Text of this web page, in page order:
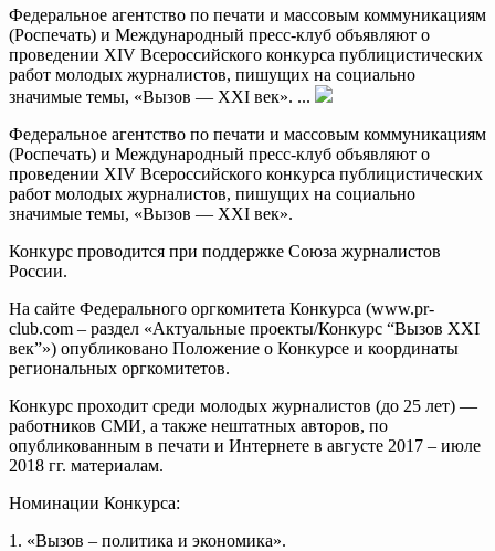
Федеральное агентство по печати и массовым коммуникациям
(Роспечать) и Международный пресс-клуб объявляют о
проведении XIV Всероссийского конкурса публицистических
работ молодых журналистов, пишущих на социально
значимые темы, «Вызов — XXI век». ...
Федеральное агентство по печати и массовым коммуникациям
(Роспечать) и Международный пресс-клуб объявляют о
проведении XIV Всероссийского конкурса публицистических
работ молодых журналистов, пишущих на социально
значимые темы, «Вызов — XXI век».
Конкурс проводится при поддержке Союза журналистов
России.
На сайте Федерального оргкомитета Конкурса (www.pr-
club.com – раздел «Актуальные проекты/Конкурс “Вызов XXI
век”») опубликовано Положение о Конкурсе и координаты
региональных оргкомитетов.
Конкурс проходит среди молодых журналистов (до 25 лет) —
работников СМИ, а также нештатных авторов, по
опубликованным в печати и Интернете в августе 2017 – июле
2018 гг. материалам.
Номинации Конкурса:
1. «Вызов – политика и экономика».